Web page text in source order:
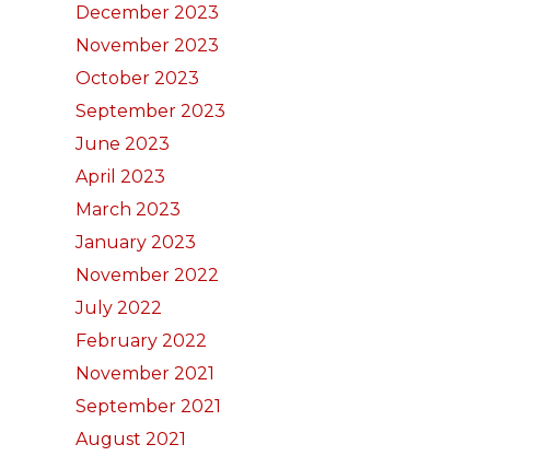
December 2023
November 2023
October 2023
September 2023
June 2023
April 2023
March 2023
January 2023
November 2022
July 2022
February 2022
November 2021
September 2021
August 2021